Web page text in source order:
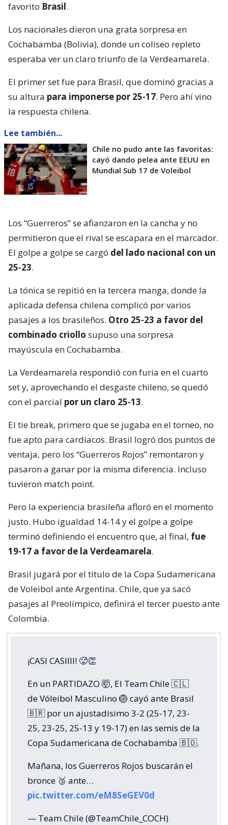
favorito Brasil.
Los nacionales dieron una grata sorpresa en
Cochabamba (Bolivia), donde un coliseo repleto
esperaba ver un claro triunfo de la Verdeamarela.
El primer set fue para Brasil, que dominó gracias a
su altura para imponerse por 25-17. Pero ahí vino
la respuesta chilena.
Lee también...
Chile no pudo ante las favoritas:
cayó dando pelea ante EEUU en
Mundial Sub 17 de Voleibol
Los “Guerreros” se afianzaron en la cancha y no
permitieron que el rival se escapara en el marcador.
El golpe a golpe se cargó del lado nacional con un
25-23.
La tónica se repitió en la tercera manga, donde la
aplicada defensa chilena complicó por varios
pasajes a los brasileños. Otro 25-23 a favor del
combinado criollo supuso una sorpresa
mayúscula en Cochabamba.
La Verdeamarela respondió con furia en el cuarto
set y, aprovechando el desgaste chileno, se quedó
con el parcial por un claro 25-13.
El tie break, primero que se jugaba en el torneo, no
fue apto para cardíacos. Brasil logró dos puntos de
ventaja, pero los “Guerreros Rojos” remontaron y
pasaron a ganar por la misma diferencia. Incluso
tuvieron match point.
Pero la experiencia brasileña afloró en el momento
justo. Hubo igualdad 14-14 y el golpe a golpe
terminó definiendo el encuentro que, al final, fue
19-17 a favor de la Verdeamarela.
Brasil jugará por el título de la Copa Sudamericana
de Voleibol ante Argentina. Chile, que ya sacó
pasajes al Preolímpico, definirá el tercer puesto ante
Colombia.
¡CASI CASIIII! 🥵👏
En un PARTIDAZO 🤯, El Team Chile 🇨🇱
de Vóleibol Masculino 🏐 cayó ante Brasil
🇧🇷 por un ajustadísimo 3-2 (25-17, 23-
25, 23-25, 25-13 y 19-17) en las semis de la
Copa Sudamericana de Cochabamba 🇧🇴.
Mañana, los Guerreros Rojos buscarán el
bronce 🥉 ante…
pic.twitter.com/eM8SeGEV0d
— Team Chile (@TeamChile_COCH)